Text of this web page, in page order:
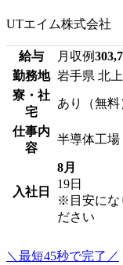
UTエイム株式会社
給与 月収例
勤務地 岩手県 北
寮・社
宅
あり（無料
仕事内
容
半導体工場
入社日
8月
19日
※目安にな
ださい
＼最短45秒で完了／